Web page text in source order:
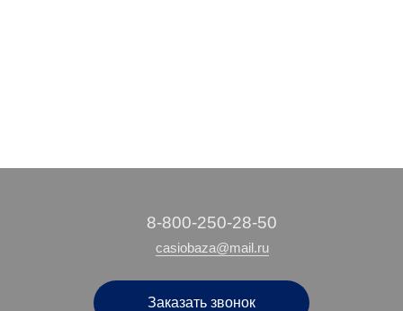
‭8-800-250-28-50
casiobaza@mail.ru
Заказать звонок